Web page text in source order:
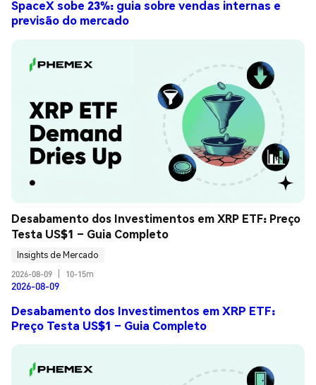
SpaceX sobe 23%: guia sobre vendas internas e
previsão do mercado
Desabamento dos Investimentos em XRP ETF: Preço
Testa US$1 – Guia Completo
Insights de Mercado
2026-08-09
10-15m
2026-08-09
Desabamento dos Investimentos em XRP ETF:
Preço Testa US$1 – Guia Completo